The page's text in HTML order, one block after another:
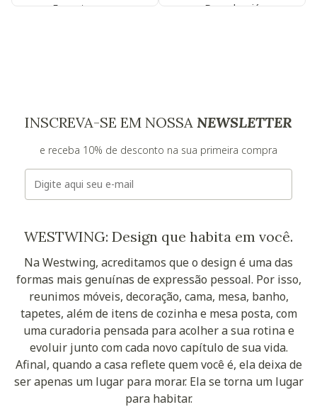
Encontre uma Descubra já
INSCREVA-SE EM NOSSA NEWSLETTER
e receba 10% de desconto na sua primeira compra
WESTWING: Design que habita em você.
Na Westwing, acreditamos que o design é uma das
formas mais genuínas de expressão pessoal. Por isso,
reunimos móveis, decoração, cama, mesa, banho,
tapetes, além de itens de cozinha e mesa posta, com
uma curadoria pensada para acolher a sua rotina e
evoluir junto com cada novo capítulo de sua vida.
Afinal, quando a casa reflete quem você é, ela deixa de
ser apenas um lugar para morar. Ela se torna um lugar
para habitar.